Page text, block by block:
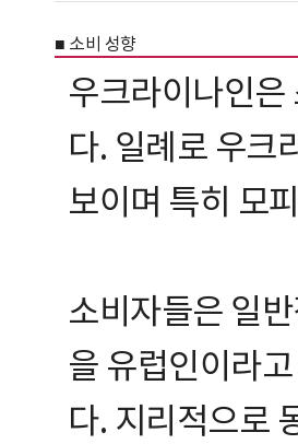
■ 소비 성향
우크라이나인은
다. 일례로 우크
보이며 특히 모
소비자들은 일
을 유럽인이라
다. 지리적으로